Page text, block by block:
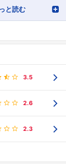
と読む
3.5
2.6
2.3